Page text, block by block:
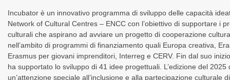
Incubator è un innovativo programma di sviluppo delle capacità
Network of Cultural Centres – ENCC con l’obiettivo di supportare i
culturali che aspirano ad avviare un progetto di cooperazione
nell’ambito di programmi di finanziamento quali Europa creativa,
Erasmus per giovani imprenditori, Interreg e CERV. Fin dal suo
ha supportato lo sviluppo di 41 idee progettuali. L’edizione del 2025
un’attenzione speciale all’inclusione e alla partecipazione culturale